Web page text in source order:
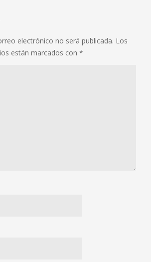
electrónico no será publicada. Los
están marcados con *